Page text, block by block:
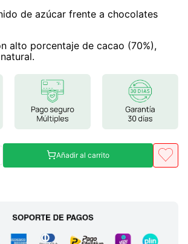
de azúcar frente a chocolates
alto porcentaje de cacao (70%),
Añadir al carrito